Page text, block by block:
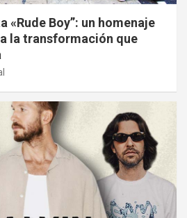
«Rude Boy”: un homenaje
la transformación que